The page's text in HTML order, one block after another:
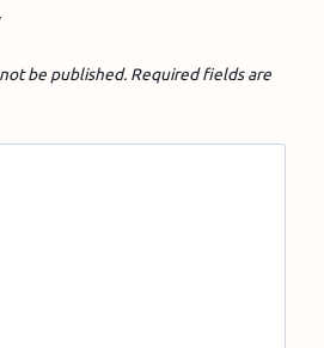
be published. Required fields are